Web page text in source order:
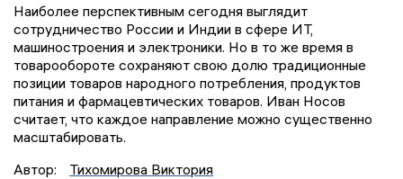
Наиболее перспективным сегодня выглядит
сотрудничество России и Индии в сфере ИТ,
машиностроения и электроники. Но в то же время в
товарообороте сохраняют свою долю традиционные
позиции товаров народного потребления, продуктов
питания и фармацевтических товаров. Иван Носов
считает, что каждое направление можно существенно
масштабировать.
Автор:
Тихомирова Виктория